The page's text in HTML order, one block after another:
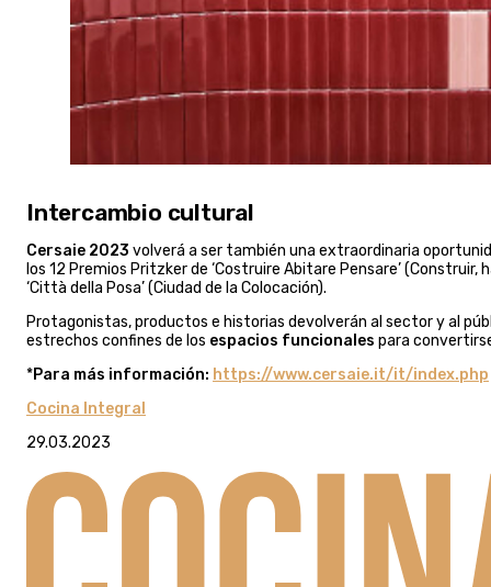
Intercambio cultural
Cersaie 2023 volverá a ser también una extraordinaria
los 12 Premios Pritzker de ‘Costruire Abitare Pensare’
‘Città della Posa’ (Ciudad de la Colocación).
Protagonistas, productos e historias devolverán al sector y al
estrechos confines de los espacios funcionales para
*Para más información: https://www.cersaie.it/it/index.php
Cocina Integral
29.03.2023